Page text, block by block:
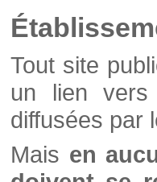
Tout site
un lien vers
diffusées par
Mais en